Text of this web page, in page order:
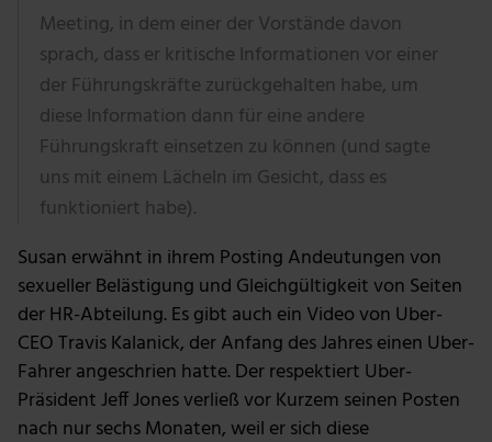
Meeting, in dem einer der Vorstände davon
sprach, dass er kritische Informationen vor einer
der Führungskräfte zurückgehalten habe, um
diese Information dann für eine andere
Führungskraft einsetzen zu können (und sagte
uns mit einem Lächeln im Gesicht, dass es
funktioniert habe).
Susan erwähnt in ihrem Posting Andeutungen von
sexueller Belästigung und Gleichgültigkeit von Seiten
der HR-Abteilung. Es gibt auch ein Video von Uber-
CEO Travis Kalanick, der Anfang des Jahres einen Uber-
Fahrer angeschrien hatte. Der respektiert Uber-
Präsident Jeff Jones verließ vor Kurzem seinen Posten
nach nur sechs Monaten, weil er sich diese